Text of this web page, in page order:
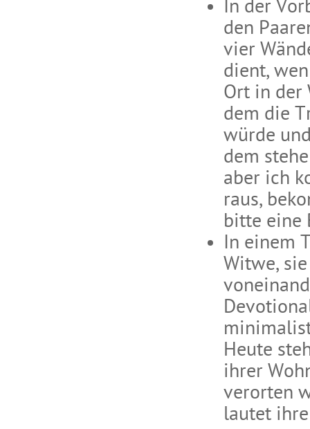
In der
den
vier
dient,
Ort in der
dem die
würde
dem
aber ich
raus,
bitte eine
In einem
Witwe,
Heute
ihrer
verorten
lautet